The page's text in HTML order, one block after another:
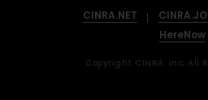
CINRA.NET
HereNow
Copyright CINRA. inc, All